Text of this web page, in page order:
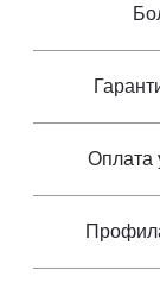
Оплата